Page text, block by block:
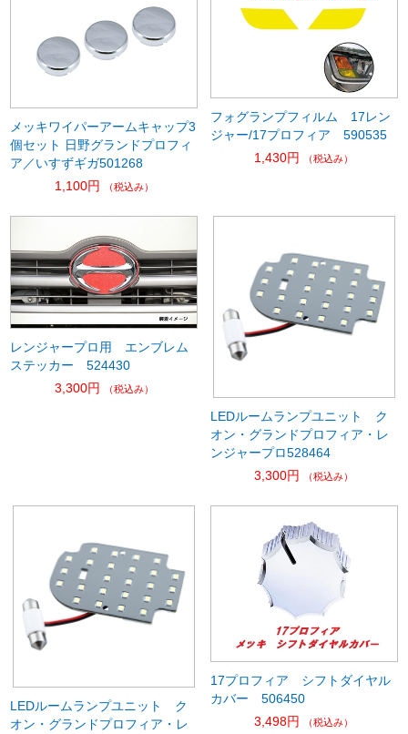
メッキワイパーアームキャップ3
個セット 日野グランドプロフィ
ア／いすずギガ501268
1,100円
（税込み）
フォグランプフィルム 17レン
ジャー/17プロフィア 590535
1,430円
（税込み）
レンジャープロ用 エンブレム
ステッカー 524430
3,300円
（税込み）
LEDルームランプユニット ク
オン・グランドプロフィア・レ
ンジャープロ528464
3,300円
（税込み）
LEDルームランプユニット ク
オン・グランドプロフィア・レ
17プロフィア シフトダイヤル
カバー 506450
3,498円
（税込み）